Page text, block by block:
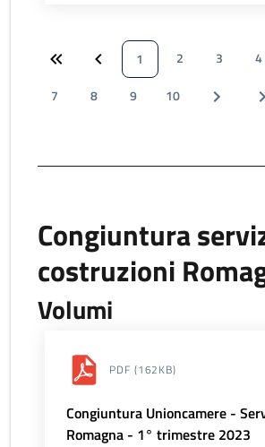
1 2 3 4
7
8 9 10
Congiuntura
costruzioni
Volumi
PDF (162KB)
Congiuntura Unioncamere -
Romagna - 1° trimestre 2023